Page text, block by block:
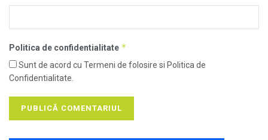
Politica de confidentialitate *
Sunt de acord cu Termeni de folosire si Politica de
Confidentialitate.